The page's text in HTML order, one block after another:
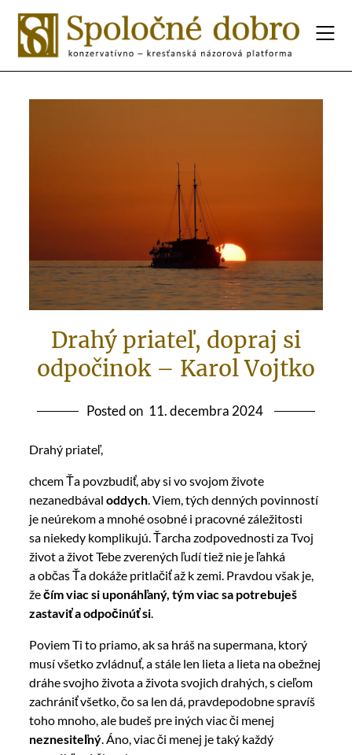
Drahý priateľ, dopraj si
odpočinok – Karol Vojtko
Posted on 11. decembra 2024
Drahý priateľ,
chcem Ťa povzbudiť, aby si vo svojom živote
nezanedbávaloddych. Viem, tých denných povinností
je neúrekom a mnohé osobné i pracovné záležitosti
sa niekedy komplikujú. Ťarcha zodpovednosti za Tvoj
život a život Tebe zverených ľudí tiež nie je ľahká
a občas Ťa dokáže pritlačiť až k zemi. Pravdou však je,
žečím viac si uponáhľaný, tým viac sa potrebuješ
zastaviť a odpočinúť si.
Poviem Ti to priamo, ak sa hráš na supermana, ktorý
musí všetko zvládnuť, a stále len lieta a lieta na obežnej
dráhe svojho života a života svojich drahých, s cieľom
zachrániť všetko, čo sa len dá, pravdepodobne spravíš
toho mnoho, ale budeš pre iných viac či menej
neznesiteľný. Áno, viac či menej je taký každý